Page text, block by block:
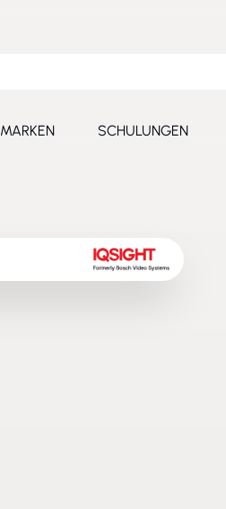
MARKEN
SCHULUNGEN